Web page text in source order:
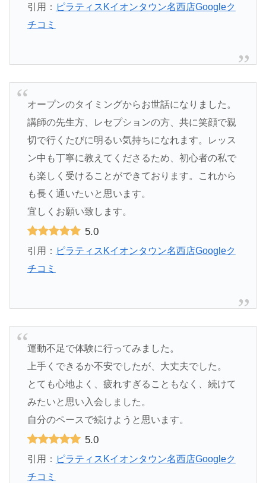
引用： ピラティスKイオンタウン名西店Googleク
チコミ
オープンのタイミングからお世話になりました。
講師の先生方、レセプションの方、共に笑顔で親
切で行くたびに明るい気持ちになれます。レッス
ン中も丁寧に教えてくださるため、初心者の私で
も楽しく受けることができております。これから
も長く通いたいと思います。
宜しくお願い致します。
5.0
引用： ピラティスKイオンタウン名西店Googleク
チコミ
運動不足で体験に行ってみました。
上手くできるか不安でしたが、大丈夫でした。
とても心地よく、疲れすぎることもなく、続けて
みたいと思い入会しました。
自分のペースで続けようと思います。
5.0
引用： ピラティスKイオンタウン名西店Googleク
チコミ